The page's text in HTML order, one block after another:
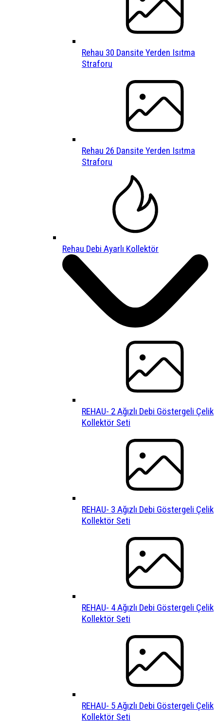
Rehau 30 Dansite Yerden Isıtma
Straforu
Rehau 26 Dansite Yerden Isıtma
Straforu
Rehau Debi Ayarlı Kollektör
REHAU- 2 Ağızlı Debi Göstergeli Çelik
Kollektör Seti
REHAU- 3 Ağızlı Debi Göstergeli Çelik
Kollektör Seti
REHAU- 4 Ağızlı Debi Göstergeli Çelik
Kollektör Seti
REHAU- 5 Ağızlı Debi Göstergeli Çelik
Kollektör Seti